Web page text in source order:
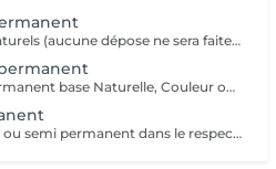
Premier gainage sur ongles naturels (aucune dépose ne sera faite) Manucure + base, couleur ou french/babyboomer selon votre choix. Pensez à rajouter en supplément les réparations d'ongles et le nail art !
Dépose + Gainage en semi-permanent base Naturelle, Couleur ou French / Babyboomer selon votre choix. Veuillez sélectionner les réparations d'ongles ou le nail-art en supplément !
Dépose complète de votre gel ou semi permanent dans le respect de la plaque de votre ongle, application d'un vernis soin.